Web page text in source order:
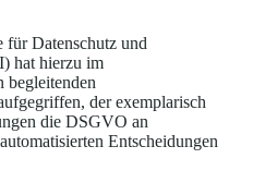
für Datenschutz und
hat hierzu im
begleitenden
der exemplarisch
die DSGVO an
Entscheidungen